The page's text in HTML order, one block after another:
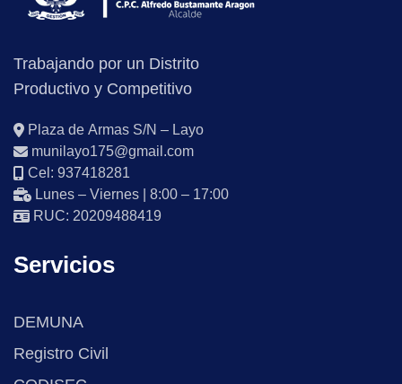
Trabajando por un Distrito
Productivo y Competitivo
Plaza de Armas S/N – Layo
munilayo175@gmail.com
Cel: 937418281
Lunes – Viernes | 8:00 – 17:00
RUC: 20209488419
Servicios
DEMUNA
Registro Civil